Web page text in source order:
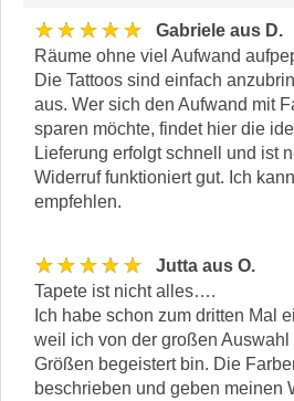
★★★★★
Gabriele aus D.
Räume ohne viel Aufwand
Die Tattoos sind einfach
aus. Wer sich den Aufwand mit
sparen möchte, findet hier die
Lieferung erfolgt schnell und ist
Widerruf funktioniert gut. Ich
empfehlen.
★★★★★
Jutta aus O.
Tapete ist nicht alles….
Ich habe schon zum dritten Mal
weil ich von der großen Auswahl
Größen begeistert bin. Die
beschrieben und geben meinen